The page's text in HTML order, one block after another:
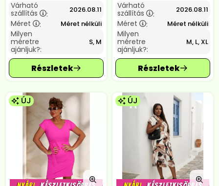
Várható
szállítás
: 2026.08.11
Méret : Méret nélküli
Milyen
méretre
ajánljuk?:
S, M
Várható
szállítás
: 2026.08.11
Méret : Méret nélküli
Milyen
méretre
ajánljuk?:
M, L, XL
ÚJ ÚJ